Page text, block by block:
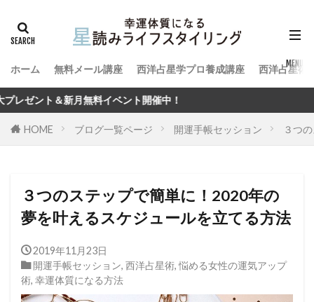
ホーム 無料メール講座 西洋占星学プロ養成講座 西洋占星術
開催中！
HOME ブログ一覧ページ 開運手帳セッション ３つ
３つのステップで簡単に！2020年の
夢を叶えるスケジュールを立てる方法
2019年11月23日
開運手帳セッション, 西洋占星術,悩める女性の運気アップ
術, 幸運体質になる方法